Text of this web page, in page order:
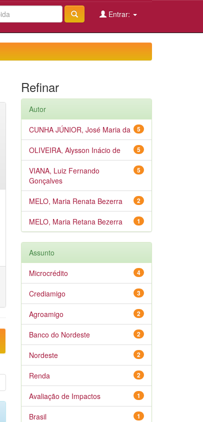
Entrar:
Refinar
Autor
5
CUNHA JÚNIOR, José Maria da
5
OLIVEIRA, Alysson Inácio de
5
VIANA, Luiz Fernando
Gonçalves
2
MELO, Maria Renata Bezerra
1
MELO, Maria Retana Bezerra
Assunto
4
Microcrédito
3
Crediamigo
2
Agroamigo
2
Banco do Nordeste
2
Nordeste
2
Renda
1
Avaliação de Impactos
1
Brasil